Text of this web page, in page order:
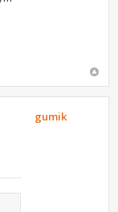
gumik